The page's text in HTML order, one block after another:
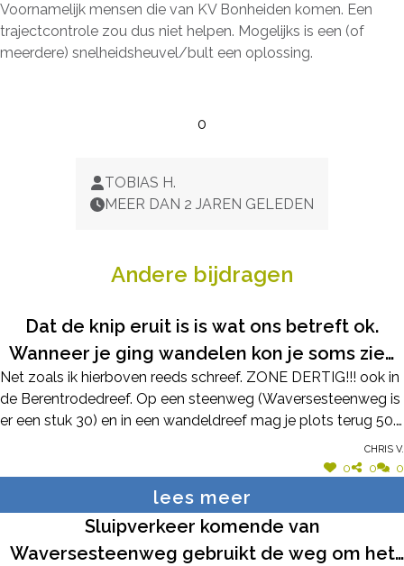
Voornamelijk mensen die van KV Bonheiden komen. Een
trajectcontrole zou dus niet helpen. Mogelijks is een (of
meerdere) snelheidsheuvel/bult een oplossing.
0
TOBIAS H.
MEER DAN 2 JAREN GELEDEN
Andere bijdragen
Dat de knip eruit is is wat ons betreft ok.
Wanneer je ging wandelen kon je soms zien
dat hij toch werd omzeild. Elke bewoner
gelijk voor de wet. Het verkeer is overal
drukker en heftiger geworden. De zone 30 is
wel een pluspunt!!!! Dit mag van ons ook
meteen in de Berentrodedreef toegepast
worden.
Net zoals ik hierboven reeds schreef. ZONE DERTIG!!! ook in
de Berentrodedreef. Op een steenweg (Waversesteenweg is
er een stuk 30) en in een wandeldreef mag je plots terug 50.
Chris V.
0 0 0
lees meer
Sluipverkeer komende van
Waversesteenweg gebruikt de weg om het